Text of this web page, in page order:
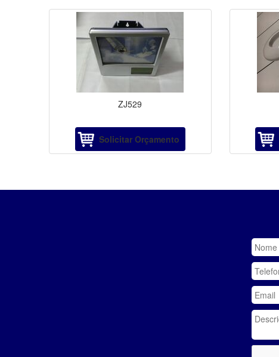
ZJ529
Solicitar Orçamento